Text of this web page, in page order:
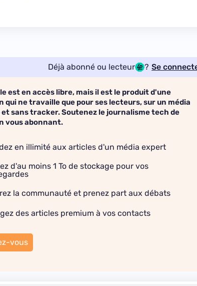
Déjà abonné ou lecteur ? Se
est en accès libre, mais il est le produit d'une
qui ne travaille que pour ses lecteurs, sur un média
et sans tracker. Soutenez le journalisme tech de
vous abonnant.
en illimité aux articles d'un média expert
d'au moins 1 To de stockage pour vos
la communauté et prenez part aux débats
des articles premium à vos contacts
vous